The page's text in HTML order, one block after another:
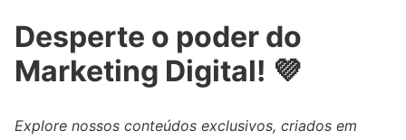
Desperte o poder do
Marketing Digital! 💜
Explore nossos conteúdos exclusivos, criados em